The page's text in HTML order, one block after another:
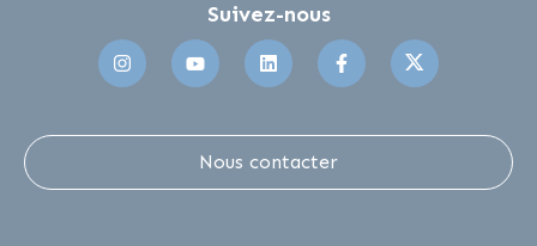
Suivez-nous
Suivez-nous sur Instagram
Suivez-nous sur Youtube
Suivez-nous sur Linkedin
Suivez-nous sur
Nous contacter